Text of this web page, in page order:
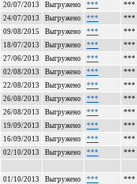
20/07/2013
Выгружено *** ***
24/07/2013
Выгружено *** ***
09/08/2015
Выгружено *** ***
18/07/2013
Выгружено *** ***
27/06/2013
Выгружено *** ***
02/08/2013
Выгружено *** ***
22/08/2013
Выгружено *** ***
26/08/2013
Выгружено *** ***
26/08/2013
Выгружено *** ***
19/09/2013
Выгружено *** ***
16/09/2013
Выгружено *** ***
02/10/2013
Выгружено *** ***
01/10/2013
Выгружено *** ***